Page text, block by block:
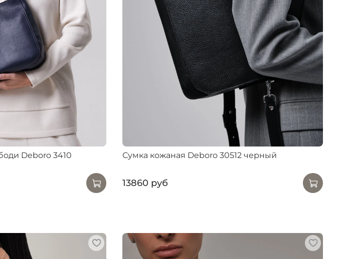
Deboro 3410
Сумка кожаная Deboro 30512 черный
13860 руб